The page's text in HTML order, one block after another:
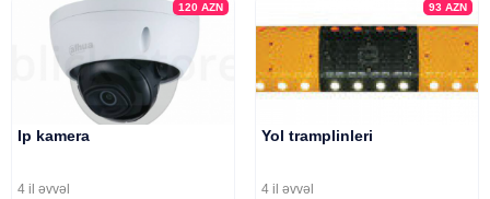
120AZN
Ip kamera
4 il əvvəl
93 AZN
Yol tramplinleri
4 il əvvəl